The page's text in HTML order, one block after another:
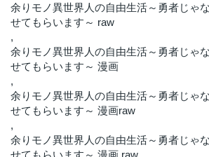
第7話
3年前
第6話
第5話
3年前
第4話
3年前 3年前
3年前
余りモノ異世界人の自由生活～勇者じゃ
せてもらいます～ raw
,
余りモノ異世界人の自由生活～勇者じゃ
せてもらいます～ 漫画
,
余りモノ異世界人の自由生活～勇者じゃ
せてもらいます～ 漫画raw
,
余りモノ異世界人の自由生活～勇者じゃ
せてもらいます～ 漫画 raw